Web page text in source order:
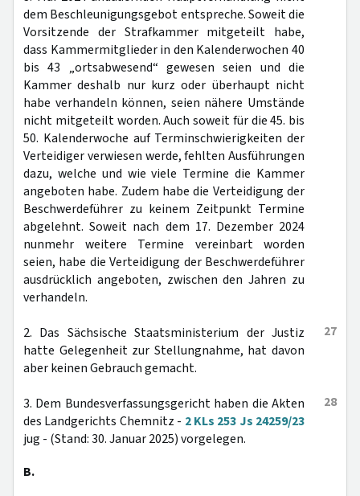
dem Beschleunigungsgebot entspreche. Soweit die
Vorsitzende der Strafkammer mitgeteilt habe,
dass Kammermitglieder in den Kalenderwochen 40
bis 43 „ortsabwesend“ gewesen seien und die
Kammer deshalb nur kurz oder überhaupt nicht
habe verhandeln können, seien nähere Umstände
nicht mitgeteilt worden. Auch soweit für die 45. bis
50. Kalenderwoche auf Terminschwierigkeiten der
Verteidiger verwiesen werde, fehlten Ausführungen
dazu, welche und wie viele Termine die Kammer
angeboten habe. Zudem habe die Verteidigung der
Beschwerdeführer zu keinem Zeitpunkt Termine
abgelehnt. Soweit nach dem 17. Dezember 2024
nunmehr weitere Termine vereinbart worden
seien, habe die Verteidigung der Beschwerdeführer
ausdrücklich angeboten, zwischen den Jahren zu
verhandeln.
27
2. Das Sächsische Staatsministerium der Justiz
hatte Gelegenheit zur Stellungnahme, hat davon
aber keinen Gebrauch gemacht.
28
3. Dem Bundesverfassungsgericht haben die Akten
des Landgerichts Chemnitz - 2 KLs 253 Js 24259/23
jug - (Stand: 30. Januar 2025) vorgelegen.
B.